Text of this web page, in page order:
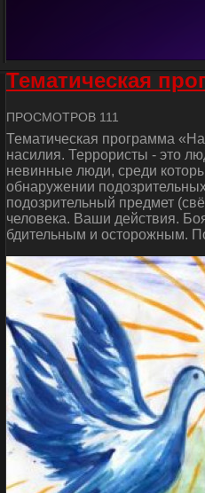
Тематическая
ПРОСМОТРОВ 111
Тематическая программа
насилия. Террористы - это
невинные люди, среди
обнаружении
подозрительный предмет
человека. Ваши действия.
бдительным и осторожным.